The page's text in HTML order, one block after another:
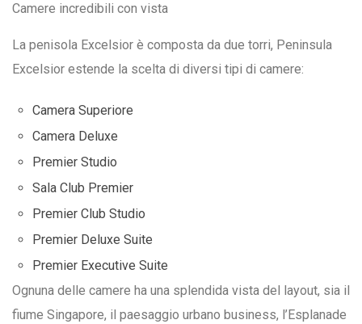
Camere incredibili con vista
La penisola Excelsior è composta da due torri, Peninsula
Excelsior estende la scelta di diversi tipi di camere:
Camera Superiore
Camera Deluxe
Premier Studio
Sala Club Premier
Premier Club Studio
Premier Deluxe Suite
Premier Executive Suite
Ognuna delle camere ha una splendida vista del layout, sia il
fiume Singapore, il paesaggio urbano business, l’Esplanade